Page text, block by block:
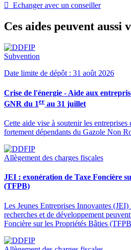
 Echanger avec un conseiller
Ces aides peuvent aussi
Subvention
Date limite de dépôt : 31 août 2026
Crise de l'énergie - Aide aux
GNR du 1er au 31 juillet
Cette aide vise à soutenir les
fortement dépendants du Gazole Non
Allègement des charges fiscales
JEI : exonération de Taxe Foncière
(TFPB)
Les Jeunes Entreprises Innovantes (JEI)
recherches et de développement
Foncière sur les Propriétés Bâties